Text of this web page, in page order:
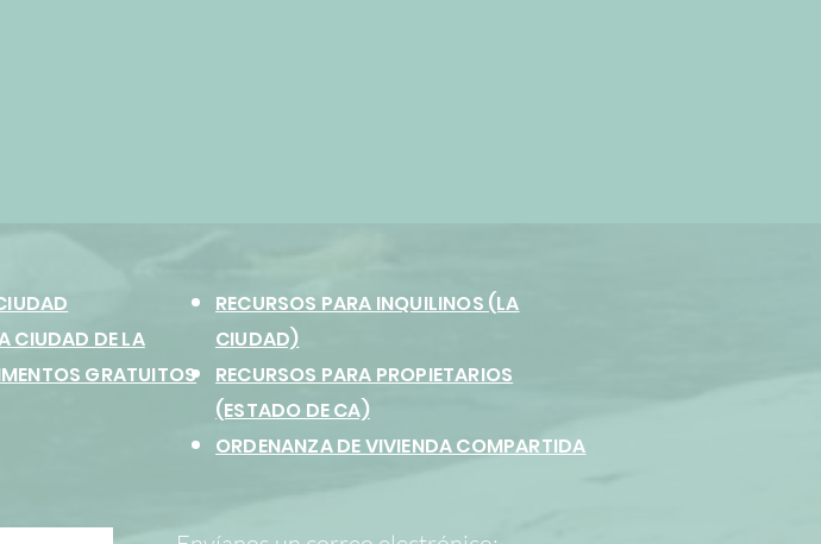
CIUDAD DE LA
GRATUITOS
RECURSOS PARA INQUILINOS (LA
CIUDAD)
RECURSOS PARA PROPIETARIOS
(ESTADO DE CA)
ORDENANZA DE VIVIENDA COMPARTIDA